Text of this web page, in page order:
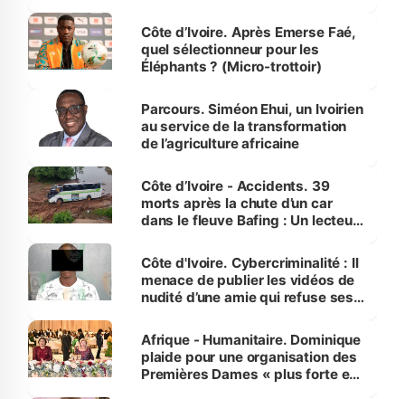
Côte d’Ivoire. Après Emerse Faé,
quel sélectionneur pour les
Éléphants ? (Micro-trottoir)
Parcours. Siméon Ehui, un Ivoirien
au service de la transformation
de l’agriculture africaine
Côte d’Ivoire - Accidents. 39
morts après la chute d’un car
dans le fleuve Bafing : Un lecteur
des Transports
Côte d'Ivoire. Cybercriminalité : Il
menace de publier les vidéos de
nudité d’une amie qui refuse ses
Afrique - Humanitaire. Dominique
plaide pour une organisation des
Premières Dames « plus forte et